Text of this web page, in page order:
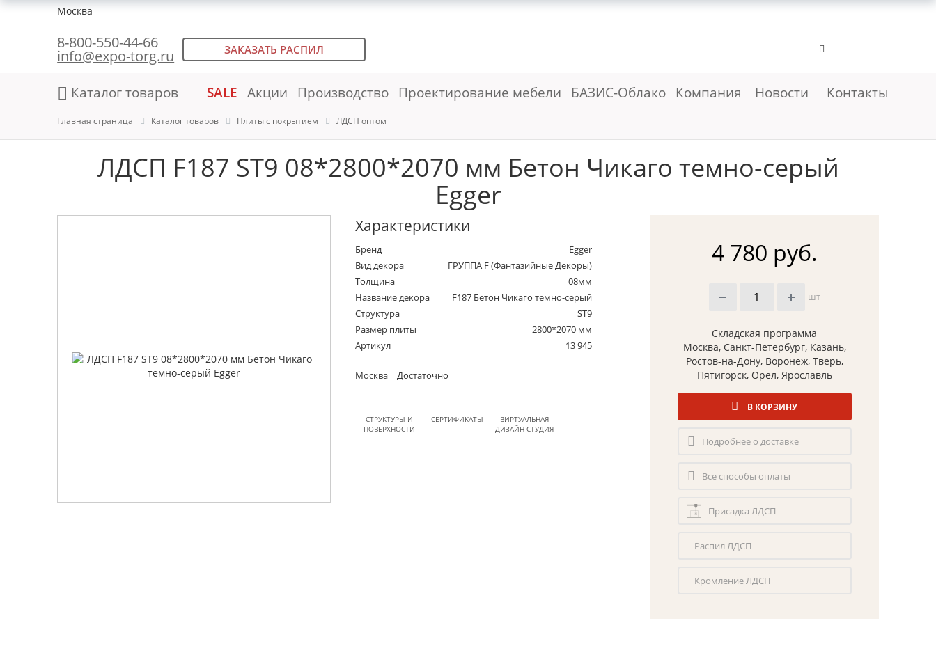
Москва
8-800-550-44-66
info@expo-torg.ru ЗАКАЗАТЬ РАСПИЛ
Каталог товаров SALE Акции Производство Проектирование мебели БАЗИС-Облако Компания Новости Контакты
Главная страница Каталог товаров Плиты с покрытием ЛДСП оптом
ЛДСП F187 ST9 08*2800*2070 мм Бетон Чикаго темно-серый
Egger
Характеристики
Бренд
Egger
Вид декора
ГРУППА F (Фантазийные Декоры)
Толщина
08мм
Название декора
F187 Бетон Чикаго темно-серый
Структура
ST9
Размер плиты
2800*2070 мм
Артикул
13 945
Москва Достаточно
СТРУКТУРЫ И
ПОВЕРХНОСТИ
СЕРТИФИКАТЫ
ВИРТУАЛЬНАЯ
ДИЗАЙН СТУДИЯ
4 780 руб.
шт
Складская программа
Москва, Санкт-Петербург, Казань,
Ростов-на-Дону, Воронеж, Тверь,
Пятигорск, Орел, Ярославль
В КОРЗИНУ
Подробнее о доставке
Все способы оплаты
Присадка ЛДСП
Распил ЛДСП
Кромление ЛДСП